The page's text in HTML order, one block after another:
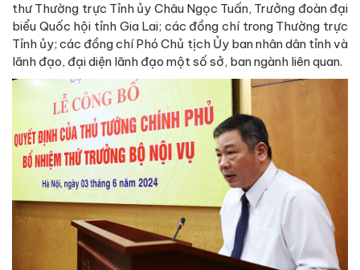
thư Thường trực Tỉnh ủy Châu Ngọc Tuấn, Trưởng đoàn đại
biểu Quốc hội tỉnh Gia Lai; các đồng chí trong Thường trực
Tỉnh ủy; các đồng chí Phó Chủ tịch Ủy ban nhân dân tỉnh và
lãnh đạo, đại diện lãnh đạo một số sở, ban ngành liên quan.